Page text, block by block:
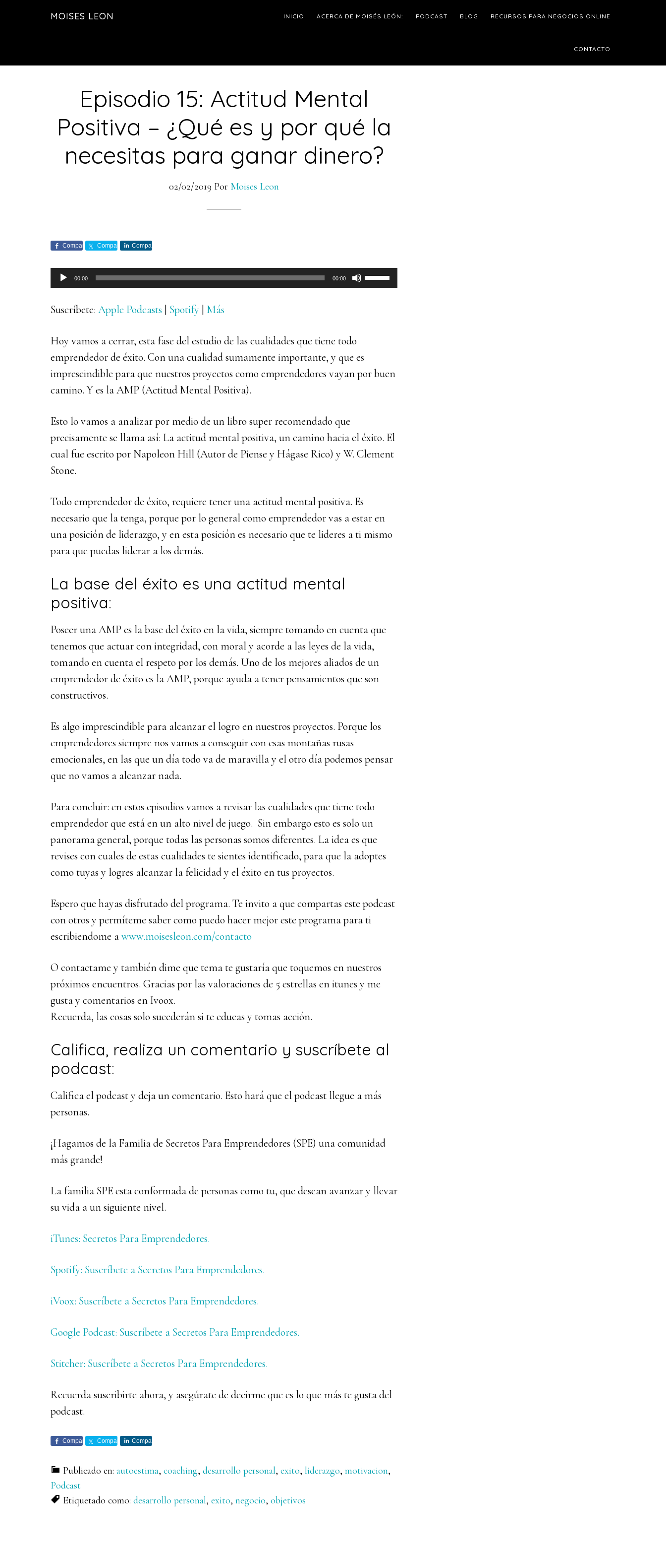
MOISES LEON INICIO ACERCA DE MOISÉS LEÓN: PODCAST BLOG RECURSOS PARA NEGOCIOS ONLINE
CONTACTO
Episodio 15: Actitud Mental
Positiva – ¿Qué es y por qué la
necesitas para ganar dinero?
02/02/2019 Por Moises Leon
Comparte Comparte Comparte
Reproductor
de
audio
00:00 00:00
Utiliza
las
para
el
volumen.
Suscríbete: Apple Podcasts | Spotify | Más
Hoy vamos a cerrar, esta fase del estudio de las cualidades que tiene todo
emprendedor de éxito. Con una cualidad sumamente importante, y que es
imprescindible para que nuestros proyectos como emprendedores vayan por buen
camino. Y es la AMP (Actitud Mental Positiva).
Esto lo vamos a analizar por medio de un libro super recomendado que
precisamente se llama así: La actitud mental positiva, un camino hacia el éxito. El
cual fue escrito por Napoleon Hill (Autor de Piense y Hágase Rico) y W. Clement
Stone.
Todo emprendedor de éxito, requiere tener una actitud mental positiva. Es
necesario que la tenga, porque por lo general como emprendedor vas a estar en
una posición de liderazgo, y en esta posición es necesario que te lideres a ti mismo
para que puedas liderar a los demás.
La base del éxito es una actitud mental
positiva:
Poseer una AMP es la base del éxito en la vida, siempre tomando en cuenta que
tenemos que actuar con integridad, con moral y acorde a las leyes de la vida,
tomando en cuenta el respeto por los demás. Uno de los mejores aliados de un
emprendedor de éxito es la AMP, porque ayuda a tener pensamientos que son
constructivos.
Es algo imprescindible para alcanzar el logro en nuestros proyectos. Porque los
emprendedores siempre nos vamos a conseguir con esas montañas rusas
emocionales, en las que un día todo va de maravilla y el otro día podemos pensar
que no vamos a alcanzar nada.
Para concluir: en estos episodios vamos a revisar las cualidades que tiene todo
emprendedor que está en un alto nivel de juego. Sin embargo esto es solo un
panorama general, porque todas las personas somos diferentes. La idea es que
revises con cuales de estas cualidades te sientes identificado, para que la adoptes
como tuyas y logres alcanzar la felicidad y el éxito en tus proyectos.
Espero que hayas disfrutado del programa. Te invito a que compartas este podcast
con otros y permíteme saber como puedo hacer mejor este programa para ti
escribiendome awww.moisesleon.com/contacto
O contactame y también dime que tema te gustaría que toquemos en nuestros
próximos encuentros. Gracias por las valoraciones de 5 estrellas en itunes y me
gusta y comentarios en Ivoox.
Recuerda, las cosas solo sucederán si te educas y tomas acción.
Califica, realiza un comentario y suscríbete al
podcast:
Califica el podcast y deja un comentario. Esto hará que el podcast llegue a más
personas.
¡Hagamos de la Familia de Secretos Para Emprendedores (SPE) una comunidad
más grande!
La familia SPE esta conformada de personas como tu, que desean avanzar y llevar
su vida a un siguiente nivel.
iTunes: Secretos Para Emprendedores.
Spotify: Suscríbete a Secretos Para Emprendedores.
iVoox: Suscríbete a Secretos Para Emprendedores.
Google Podcast: Suscríbete a Secretos Para Emprendedores.
Stitcher: Suscríbete a Secretos Para Emprendedores.
Recuerda suscribirte ahora, y asegúrate de decirme que es lo que más te gusta del
podcast.
Comparte Comparte Comparte
Publicado en: autoestima, coaching, desarrollo personal, exito, liderazgo, motivacion,
Podcast
Etiquetado como: desarrollo personal, exito, negocio, objetivos